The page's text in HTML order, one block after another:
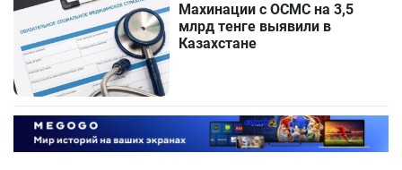
Махинации с ОСМС на 3,5
млрд тенге выявили в
Казахстане